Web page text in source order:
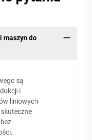
maszyn do
są
i
liniowych